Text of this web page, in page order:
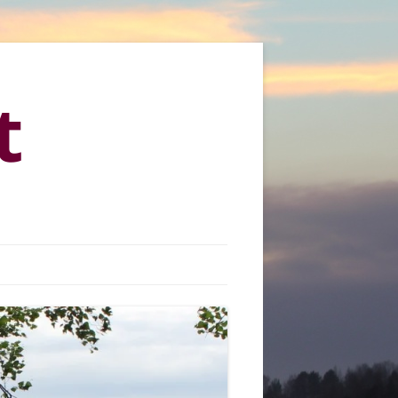
KYLÄMARKKINAT 2015
KYLÄMARKKINAT 2016